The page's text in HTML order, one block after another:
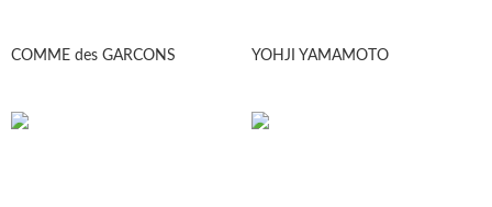
COMME des GARCONS YOHJI YAMAMOTO